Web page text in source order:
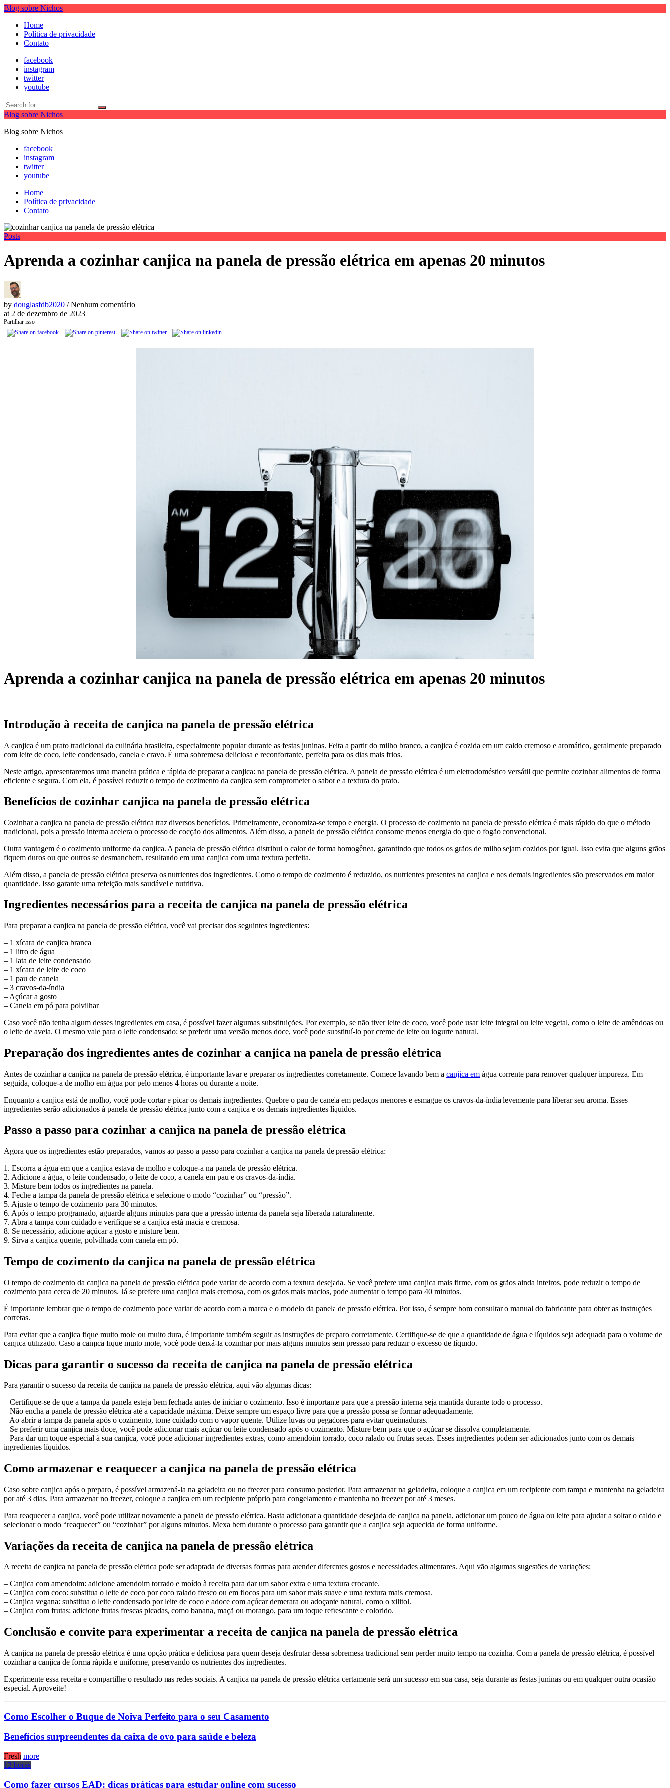
Blog sobre Nichos
Home
Política de privacidade
Contato
facebook
instagram
twitter
youtube
Blog sobre Nichos
Blog sobre Nichos
facebook
instagram
twitter
youtube
Home
Política de privacidade
Contato
Posts
Aprenda a cozinhar canjica na panela de pressão elétrica em apenas 20 minutos
by douglasfdb2020 / Nenhum comentário
at 2 de dezembro de 2023
Partilhar isso
Aprenda a cozinhar canjica na panela de pressão elétrica em apenas 20 minutos
Introdução à receita de canjica na panela de pressão elétrica
A canjica é um prato tradicional da culinária brasileira, especialmente popular durante as festas juninas. Feita a partir do milho branco, a canjica é cozida em um caldo cremoso e aromático, geralmente preparado
com leite de coco, leite condensado, canela e cravo. É uma sobremesa deliciosa e reconfortante, perfeita para os dias mais frios.
Neste artigo, apresentaremos uma maneira prática e rápida de preparar a canjica: na panela de pressão elétrica. A panela de pressão elétrica é um eletrodoméstico versátil que permite cozinhar alimentos de forma
eficiente e segura. Com ela, é possível reduzir o tempo de cozimento da canjica sem comprometer o sabor e a textura do prato.
Benefícios de cozinhar canjica na panela de pressão elétrica
Cozinhar a canjica na panela de pressão elétrica traz diversos benefícios. Primeiramente, economiza-se tempo e energia. O processo de cozimento na panela de pressão elétrica é mais rápido do que o método
tradicional, pois a pressão interna acelera o processo de cocção dos alimentos. Além disso, a panela de pressão elétrica consome menos energia do que o fogão convencional.
Outra vantagem é o cozimento uniforme da canjica. A panela de pressão elétrica distribui o calor de forma homogênea, garantindo que todos os grãos de milho sejam cozidos por igual. Isso evita que alguns grãos
fiquem duros ou que outros se desmanchem, resultando em uma canjica com uma textura perfeita.
Além disso, a panela de pressão elétrica preserva os nutrientes dos ingredientes. Como o tempo de cozimento é reduzido, os nutrientes presentes na canjica e nos demais ingredientes são preservados em maior
quantidade. Isso garante uma refeição mais saudável e nutritiva.
Ingredientes necessários para a receita de canjica na panela de pressão elétrica
Para preparar a canjica na panela de pressão elétrica, você vai precisar dos seguintes ingredientes:
– 1 xícara de canjica branca
– 1 litro de água
– 1 lata de leite condensado
– 1 xícara de leite de coco
– 1 pau de canela
– 3 cravos-da-índia
– Açúcar a gosto
– Canela em pó para polvilhar
Caso você não tenha algum desses ingredientes em casa, é possível fazer algumas substituições. Por exemplo, se não tiver leite de coco, você pode usar leite integral ou leite vegetal, como o leite de amêndoas ou
o leite de aveia. O mesmo vale para o leite condensado: se preferir uma versão menos doce, você pode substituí-lo por creme de leite ou iogurte natural.
Preparação dos ingredientes antes de cozinhar a canjica na panela de pressão elétrica
Antes de cozinhar a canjica na panela de pressão elétrica, é importante lavar e preparar os ingredientes corretamente. Comece lavando bem a canjica em água corrente para remover qualquer impureza. Em
seguida, coloque-a de molho em água por pelo menos 4 horas ou durante a noite.
Enquanto a canjica está de molho, você pode cortar e picar os demais ingredientes. Quebre o pau de canela em pedaços menores e esmague os cravos-da-índia levemente para liberar seu aroma. Esses
ingredientes serão adicionados à panela de pressão elétrica junto com a canjica e os demais ingredientes líquidos.
Passo a passo para cozinhar a canjica na panela de pressão elétrica
Agora que os ingredientes estão preparados, vamos ao passo a passo para cozinhar a canjica na panela de pressão elétrica:
1. Escorra a água em que a canjica estava de molho e coloque-a na panela de pressão elétrica.
2. Adicione a água, o leite condensado, o leite de coco, a canela em pau e os cravos-da-índia.
3. Misture bem todos os ingredientes na panela.
4. Feche a tampa da panela de pressão elétrica e selecione o modo “cozinhar” ou “pressão”.
5. Ajuste o tempo de cozimento para 30 minutos.
6. Após o tempo programado, aguarde alguns minutos para que a pressão interna da panela seja liberada naturalmente.
7. Abra a tampa com cuidado e verifique se a canjica está macia e cremosa.
8. Se necessário, adicione açúcar a gosto e misture bem.
9. Sirva a canjica quente, polvilhada com canela em pó.
Tempo de cozimento da canjica na panela de pressão elétrica
O tempo de cozimento da canjica na panela de pressão elétrica pode variar de acordo com a textura desejada. Se você prefere uma canjica mais firme, com os grãos ainda inteiros, pode reduzir o tempo de
cozimento para cerca de 20 minutos. Já se prefere uma canjica mais cremosa, com os grãos mais macios, pode aumentar o tempo para 40 minutos.
É importante lembrar que o tempo de cozimento pode variar de acordo com a marca e o modelo da panela de pressão elétrica. Por isso, é sempre bom consultar o manual do fabricante para obter as instruções
corretas.
Para evitar que a canjica fique muito mole ou muito dura, é importante também seguir as instruções de preparo corretamente. Certifique-se de que a quantidade de água e líquidos seja adequada para o volume de
canjica utilizado. Caso a canjica fique muito mole, você pode deixá-la cozinhar por mais alguns minutos sem pressão para reduzir o excesso de líquido.
Dicas para garantir o sucesso da receita de canjica na panela de pressão elétrica
Para garantir o sucesso da receita de canjica na panela de pressão elétrica, aqui vão algumas dicas:
– Certifique-se de que a tampa da panela esteja bem fechada antes de iniciar o cozimento. Isso é importante para que a pressão interna seja mantida durante todo o processo.
– Não encha a panela de pressão elétrica até a capacidade máxima. Deixe sempre um espaço livre para que a pressão possa se formar adequadamente.
– Ao abrir a tampa da panela após o cozimento, tome cuidado com o vapor quente. Utilize luvas ou pegadores para evitar queimaduras.
– Se preferir uma canjica mais doce, você pode adicionar mais açúcar ou leite condensado após o cozimento. Misture bem para que o açúcar se dissolva completamente.
– Para dar um toque especial à sua canjica, você pode adicionar ingredientes extras, como amendoim torrado, coco ralado ou frutas secas. Esses ingredientes podem ser adicionados junto com os demais
ingredientes líquidos.
Como armazenar e reaquecer a canjica na panela de pressão elétrica
Caso sobre canjica após o preparo, é possível armazená-la na geladeira ou no freezer para consumo posterior. Para armazenar na geladeira, coloque a canjica em um recipiente com tampa e mantenha na geladeira
por até 3 dias. Para armazenar no freezer, coloque a canjica em um recipiente próprio para congelamento e mantenha no freezer por até 3 meses.
Para reaquecer a canjica, você pode utilizar novamente a panela de pressão elétrica. Basta adicionar a quantidade desejada de canjica na panela, adicionar um pouco de água ou leite para ajudar a soltar o caldo e
selecionar o modo “reaquecer” ou “cozinhar” por alguns minutos. Mexa bem durante o processo para garantir que a canjica seja aquecida de forma uniforme.
Variações da receita de canjica na panela de pressão elétrica
A receita de canjica na panela de pressão elétrica pode ser adaptada de diversas formas para atender diferentes gostos e necessidades alimentares. Aqui vão algumas sugestões de variações:
– Canjica com amendoim: adicione amendoim torrado e moído à receita para dar um sabor extra e uma textura crocante.
– Canjica com coco: substitua o leite de coco por coco ralado fresco ou em flocos para um sabor mais suave e uma textura mais cremosa.
– Canjica vegana: substitua o leite condensado por leite de coco e adoce com açúcar demerara ou adoçante natural, como o xilitol.
– Canjica com frutas: adicione frutas frescas picadas, como banana, maçã ou morango, para um toque refrescante e colorido.
Conclusão e convite para experimentar a receita de canjica na panela de pressão elétrica
A canjica na panela de pressão elétrica é uma opção prática e deliciosa para quem deseja desfrutar dessa sobremesa tradicional sem perder muito tempo na cozinha. Com a panela de pressão elétrica, é possível
cozinhar a canjica de forma rápida e uniforme, preservando os nutrientes dos ingredientes.
Experimente essa receita e compartilhe o resultado nas redes sociais. A canjica na panela de pressão elétrica certamente será um sucesso em sua casa, seja durante as festas juninas ou em qualquer outra ocasião
especial. Aproveite!
Como Escolher o Buque de Noiva Perfeito para o seu Casamento
Benefícios surpreendentes da caixa de ovo para saúde e beleza
Fresh more
12 horas
Como fazer cursos EAD: dicas práticas para estudar online com sucesso